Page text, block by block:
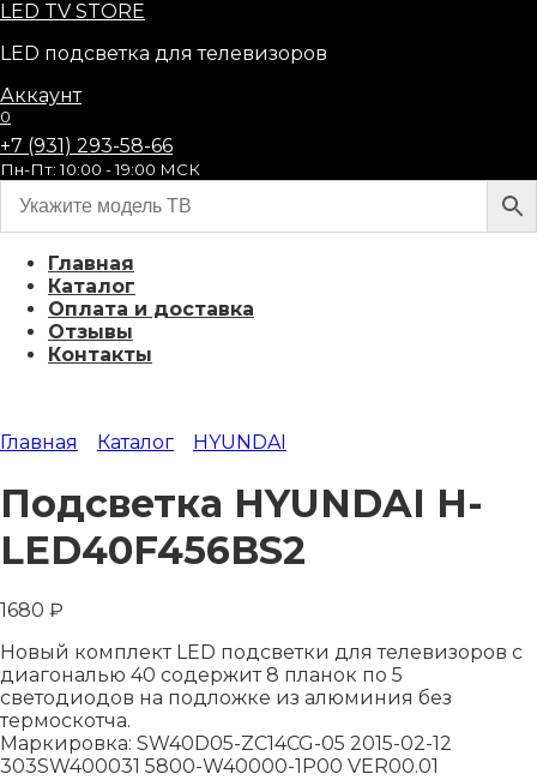
Перейти
содержанию
LED TV STORE
LED подсветка для телевизоров
Аккаунт
0
+7 (931) 293-58-66
Пн-Пт: 10:00 - 19:00 МСК
Главная
Каталог
Оплата и доставка
Отзывы
Контакты
Главная Каталог HYUNDAI
Подсветка HYUNDAI H-
LED40F456BS2
1680 ₽
Новый комплект LED подсветки для телевизоров с
диагональю 40 содержит 8 планок по 5
светодиодов на подложке из алюминия без
термоскотча.
Маркировка: SW40D05-ZC14CG-05 2015-02-12
303SW400031 5800-W40000-1P00 VER00.01